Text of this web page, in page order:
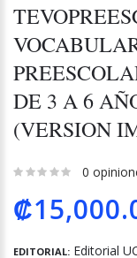
DE 3 A 6
(VERSION
0
EDITORIAL: Editorial